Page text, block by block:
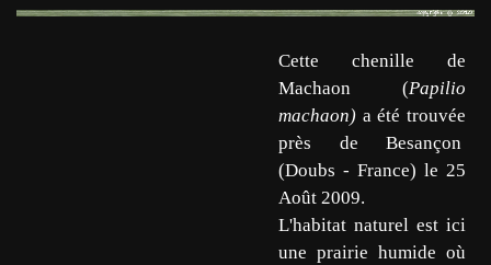
Cette chenille de
Machaon (Papilio
machaon) a été trouvée
près de Besançon
(Doubs - France) le 25
Août 2009.
L'habitat naturel est ici
une prairie humide où